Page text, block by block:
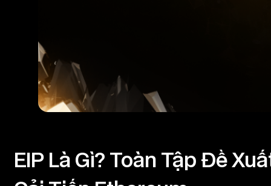
EIP Là Gì? Toàn Tập Đề